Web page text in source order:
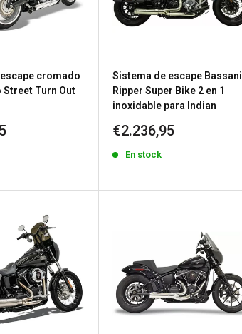
cromado
Street Turn Out
Sistema de escape Bassani
Ripper Super Bike 2 en 1
inoxidable para Indian
Precio
venta
€2.236,95
En stock